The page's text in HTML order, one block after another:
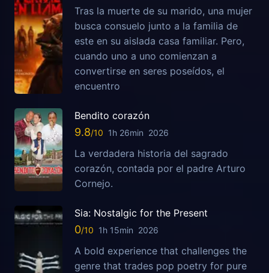
Tras la muerte de su marido, una mujer
busca consuelo junto a la familia de
este en su aislada casa familiar. Pero,
cuando uno a uno comienzan a
convertirse en seres poseídos, el
encuentro
Bendito corazón
9.8 1h 26min 2026
La verdadera historia del sagrado
corazón, contada por el padre Arturo
Cornejo.
Sia: Nostalgic for the Present
0 1h 15min 2026
A bold experience that challenges the
genre that trades pop poetry for pure